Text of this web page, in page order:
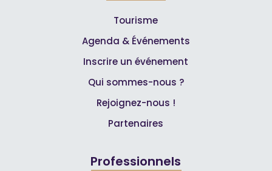
Tourisme
Agenda & Événements
Inscrire un événement
Qui sommes-nous ?
Rejoignez-nous !
Partenaires
Professionnels